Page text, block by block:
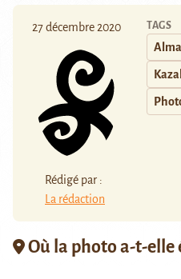
27 décembre 2020
Rédigé par :
La rédaction
TAGS
Où la photo a-t-elle